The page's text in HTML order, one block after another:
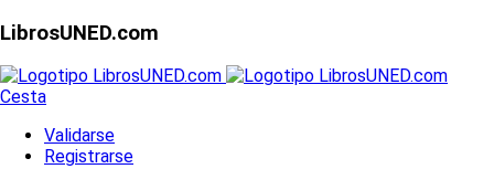
LibrosUNED.com
Cesta
Validarse
Registrarse